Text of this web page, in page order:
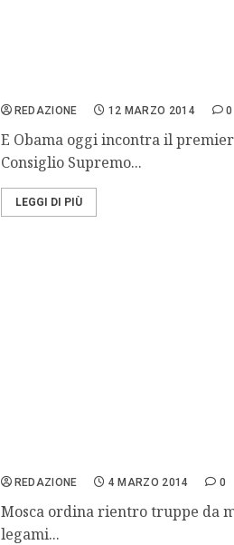
REDAZIONE 12 MARZO 2014 0
E Obama oggi incontra il
Consiglio Supremo...
LEGGI DI PIÙ
REDAZIONE 4 MARZO 2014 0
Mosca ordina rientro truppe da
legami...